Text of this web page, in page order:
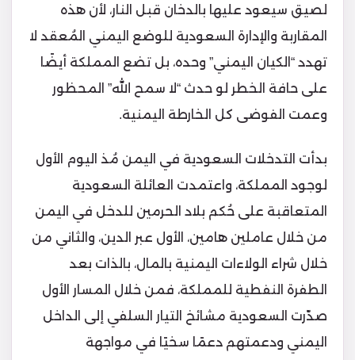
لصيق سيعود عليها بالدخان قبل النار، لأن هذه
المقاربة والإدارة السعودية للوضع اليمني المُعقد لا
تهدد “الكيان اليمني” وحده، بل تضع المملكة أيضًا
على حافة الخطر لو حدث “لا سمح الله” المحظور
وعمت الفوضى كل الخارطة اليمنية.
بدأت التدخلات السعودية في اليمن مُذ اليوم الأول
لوجود المملكة، واعتمدت العائلة السعودية
المتعاقبة على حُكم بلاد الحرمين للدخل في اليمن
من خلال عاملين هامين، الأول عبر الدين، والثاني من
خلال شراء الولاءات اليمنية بالمال، بالذات بعد
الطفرة النفطية للمملكة، فمن خلال المسار الأول
صدّرت السعودية مشائخ التيار السلفي إلى الداخل
اليمني ودعمتهم دعمًا سخيًا في مواجهة